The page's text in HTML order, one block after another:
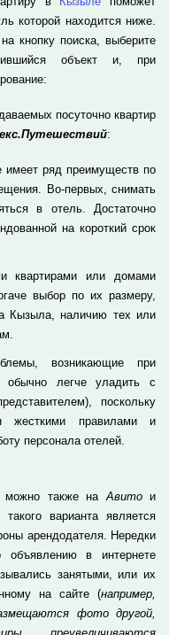
которой находится ниже.
кнопку поиска, выберите
объект и, при
посуточно квартир
:
имеет ряд преимуществ по
Во-первых, снимать
в отель. Достаточно
на короткий срок
квартирами или домами
выбор по их размеру,
Кызыла, наличию тех или
возникающие при
легче уладить с
поскольку
жесткими правилами и
персонала отелей.
можно также наАвитои
варианта является
арендодателя. Нередки
объявлению в интернете
занятыми, или их
на сайте (например,
фото другой,